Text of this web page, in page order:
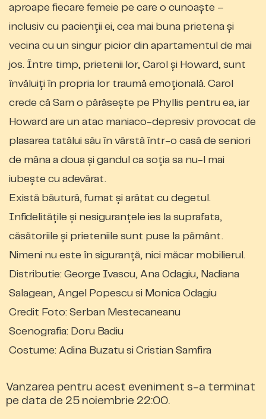
aproape fiecare femeie pe care o cunoaște –
inclusiv cu pacienții ei, cea mai buna prietena și
vecina cu un singur picior din apartamentul de mai
jos. Între timp, prietenii lor, Carol și Howard, sunt
învăluiți în propria lor traumă emoțională. Carol
crede că Sam o părăsește pe Phyllis pentru ea, iar
Howard are un atac maniaco-depresiv provocat de
plasarea tatălui său în vârstă într-o casă de seniori
de mâna a doua și gandul ca soția sa nu-l mai
iubește cu adevărat.
Există băutură, fumat și arătat cu degetul.
Infidelitățile și nesiguranțele ies la suprafata,
căsătoriile și prieteniile sunt puse la pământ.
Nimeni nu este în siguranță, nici măcar mobilierul.
Distributie: George Ivascu, Ana Odagiu, Nadiana
Salagean, Angel Popescu si Monica Odagiu
Credit Foto: Serban Mestecaneanu
Scenografia: Doru Badiu
Costume: Adina Buzatu si Cristian Samfira
Vanzarea pentru acest eveniment s-a terminat
pe data de 25 noiembrie 22:00.